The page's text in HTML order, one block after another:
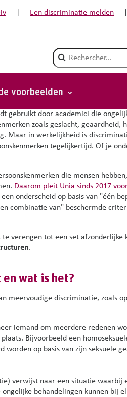
Een discriminatie melden
Champ de recherche
voorbeelden
gebruikt door academici die
zoals geslacht, geaardheid,
Maar in werkelijkheid is
tegelijkertijd. Of je
die mensen
Daarom pleit Unia sinds 2017
onderscheid op basis van "één
combinatie van" beschermde
verengen tot een set afzonderlijke
.
wat is het?
meervoudige discriminatie, zoals
iemand om meerdere redenen
plaats. Bijvoorbeeld een
op basis van zijn seksuele
verwijst naar een situatie waarbij
behandelingen kunnen bij